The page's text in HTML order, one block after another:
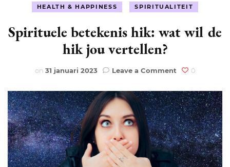
HEALTH & HAPPINESS SPIRITUALITEIT
Spirituele betekenis hik: wat wil de
hik jou vertellen?
on 31 januari 2023 Leave a Commenton
betekenis
hik:
wat
wil
de
hik
jou
vertellen?
0